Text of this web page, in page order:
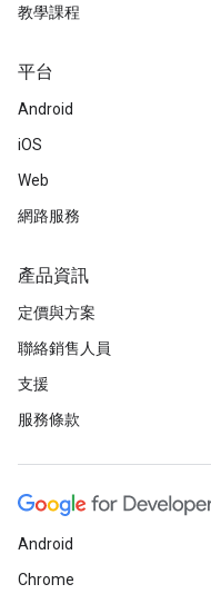
教學課程
平台
Android
iOS
Web
網路服務
產品資訊
定價與方案
聯絡銷售人員
支援
服務條款
Android
Chrome